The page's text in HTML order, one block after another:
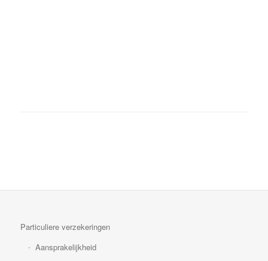
Particuliere verzekeringen
Aansprakelijkheid